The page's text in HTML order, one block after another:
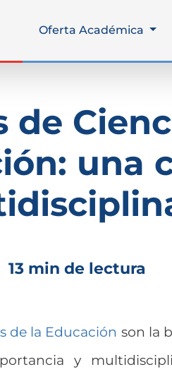
Oferta Académica
de
una
13 min de lectura
de la Educación son la
y